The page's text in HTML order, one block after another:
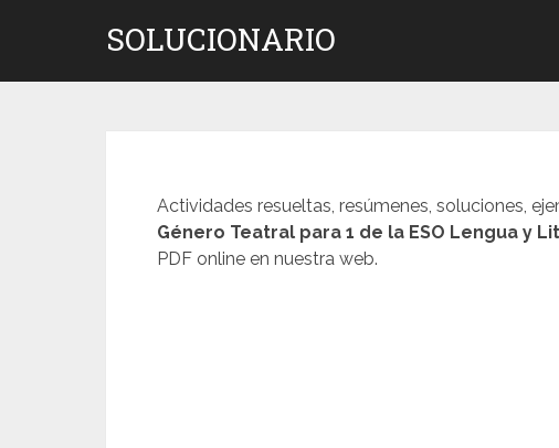
SOLUCIONARIO
Actividades resueltas, resúmenes, soluciones,
Género Teatral para 1 de la ESO Lengua y
PDF online en nuestra web.